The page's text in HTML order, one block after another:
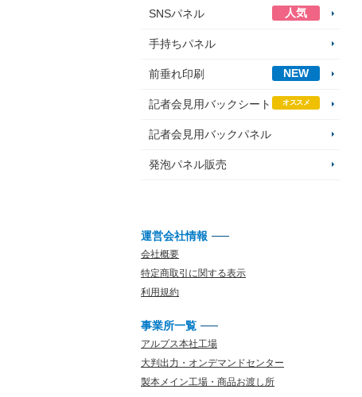
SNSパネル 人気
手持ちパネル
前垂れ印刷 NEW
記者会見用バックシート オススメ
記者会見用バックパネル
発泡パネル販売
運営会社情報
会社概要
特定商取引に関する表示
利用規約
事業所一覧
アルプス本社工場
大判出力・オンデマンドセンター
製本メイン工場・商品お渡し所